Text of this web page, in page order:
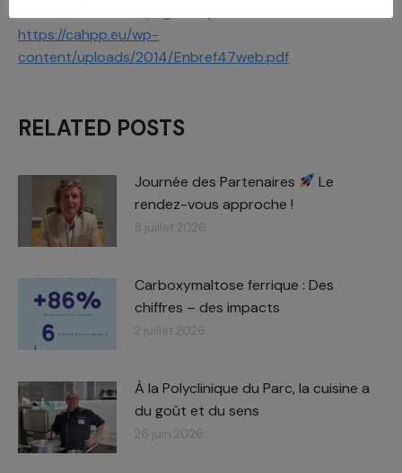
https://cahpp.eu/wp-
content/uploads/2014/Enbref47web.pdf
RELATED POSTS
Journée des Partenaires
Le
rendez-vous approche !
8 juillet 2026
Carboxymaltose ferrique : Des
chiffres – des impacts​
2 juillet 2026
À la Polyclinique du Parc, la cuisine a
du goût et du sens
26 juin 2026